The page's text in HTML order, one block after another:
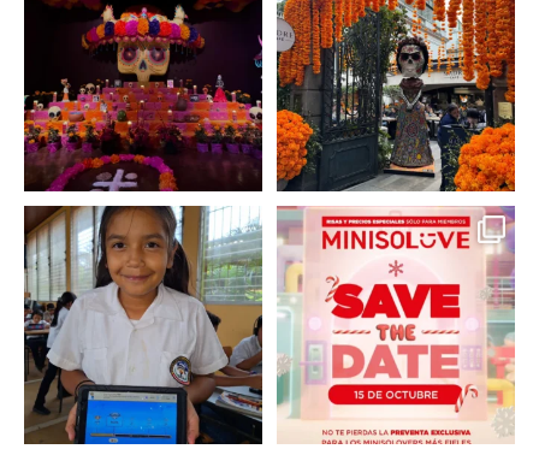
23 de octubre y hasta el...
2 0
de @menchaca.studio...
2 0
En un contexto donde
muchas niñas y
adolescentes...
0 0
La temporada navideña
llegó a @minisomexico...
2 0